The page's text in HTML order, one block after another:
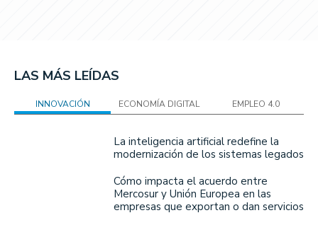
LAS MÁS LEÍDAS
INNOVACIÓN ECONOMÍA DIGITAL EMPLEO 4.0
La inteligencia artificial redefine la
modernización de los sistemas legados
Cómo impacta el acuerdo entre
Mercosur y Unión Europea en las
empresas que exportan o dan servicios